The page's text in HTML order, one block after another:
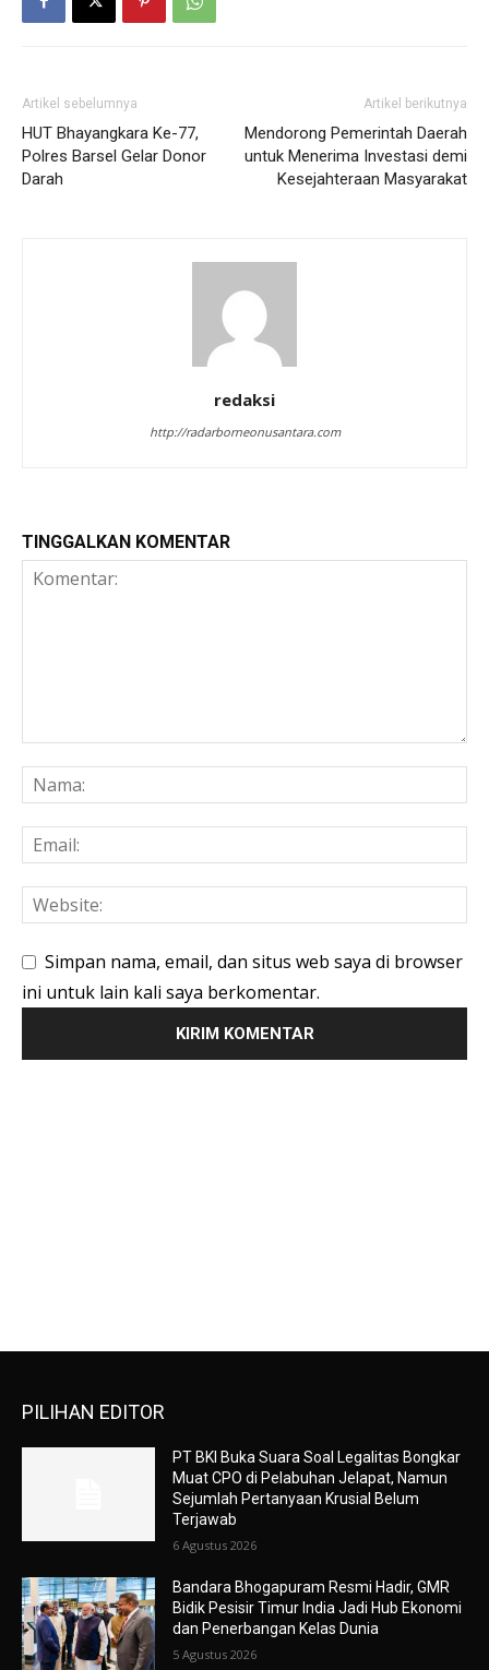
Artikel sebelumnya
HUT Bhayangkara Ke-77,
Polres Barsel Gelar Donor
Darah
Artikel berikutnya
Mendorong Pemerintah Daerah
untuk Menerima Investasi demi
Kesejahteraan Masyarakat
redaksi
http://radarborneonusantara.com
TINGGALKAN KOMENTAR
Simpan nama, email, dan situs web saya di browser
ini untuk lain kali saya berkomentar.
PILIHAN EDITOR
PT BKI Buka Suara Soal Legalitas Bongkar
Muat CPO di Pelabuhan Jelapat, Namun
Sejumlah Pertanyaan Krusial Belum
Terjawab
6 Agustus 2026
Bandara Bhogapuram Resmi Hadir, GMR
Bidik Pesisir Timur India Jadi Hub Ekonomi
dan Penerbangan Kelas Dunia
5 Agustus 2026